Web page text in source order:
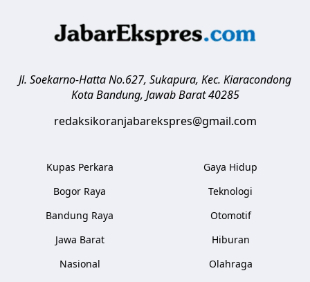
Jl. Soekarno-Hatta No.627, Sukapura, Kec. Kiaracondong
Kota Bandung, Jawab Barat 40285
redaksikoranjabarekspres@gmail.com
Kupas Perkara
Bogor Raya
Bandung Raya
Jawa Barat
Nasional
Gaya Hidup
Teknologi
Otomotif
Hiburan
Olahraga